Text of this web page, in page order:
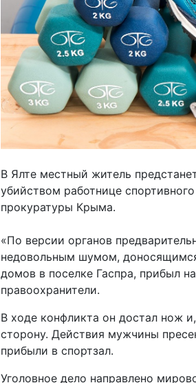
В Ялте местный житель
убийством работнице
прокуратуры Крыма.
«По версии органов
недовольным шумом,
домов в поселке Гаспра, прибыл
правоохранители.
В ходе конфликта он достал нож
сторону. Действия мужчины
прибыли в спортзал.
Уголовное дело направлено